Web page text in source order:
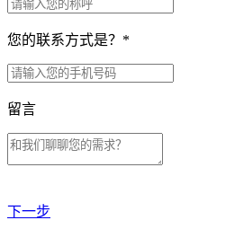
您的联系方式是？ *
留言
下一步